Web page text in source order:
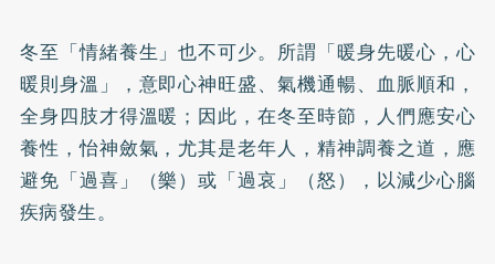
冬至「情緒養生」也不可少。所謂「暖身先暖心，心
暖則身溫」，意即心神旺盛、氣機通暢、血脈順和，
全身四肢才得溫暖；因此，在冬至時節，人們應安心
養性，怡神斂氣，尤其是老年人，精神調養之道，應
避免「過喜」（樂）或「過哀」（怒），以減少心腦
疾病發生。